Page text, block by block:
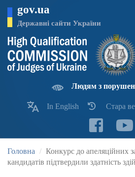
основного
матеріалу
gov.ua
Державні сайти України
Людям з
In English Стара
Головна
Конкурс до апеляційних
кандидатів підтвердили здатність